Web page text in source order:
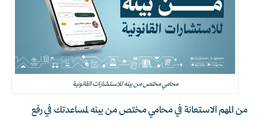
محامي مختص من بينه للاستشارات القانونية
من المهم الاستعانة في محامي مختص من بينه لمساعدتك في رفع